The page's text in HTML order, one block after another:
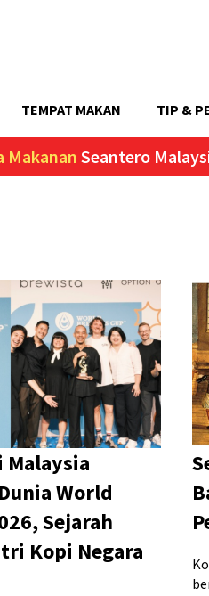
TEMPAT MAKAN TIP &
Makanan Seantero
Malaysia
World
Sejarah
Kopi Negara